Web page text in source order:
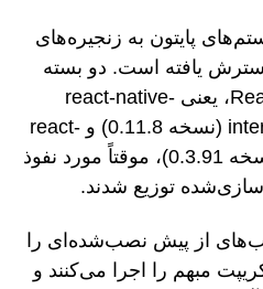
پایتون به زنجیره‌های
یافته است. دو بسته
npm مربوط به React Native، یعنی react-native-
international-phone-number (نسخه 0.11.8) و react-
native-country-select (نسخه 0.3.91)، موقتاً مورد نفوذ
توزیع شدند.
از پیش نصب‌شده‌ای را
مبهم را اجرا می‌کنند و